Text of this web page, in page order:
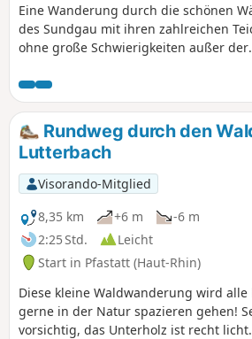
Eine Wanderung durch die schönen
des Sundgau mit ihren zahlreichen
ohne große Schwierigkeiten außer der
gibt es zahlreiche Plätze, an denen Sie
kleine Mahlzeit einnehmen können.
Rundweg durch den
Lutterbach
Visorando-Mitglied
8,35 km
+6 m
-6 m
2:25 Std.
Leicht
Start in Pfastatt (Haut-Rhin)
Diese kleine Waldwanderung wird
gerne in der Natur spazieren gehen!
vorsichtig, das Unterholz ist recht